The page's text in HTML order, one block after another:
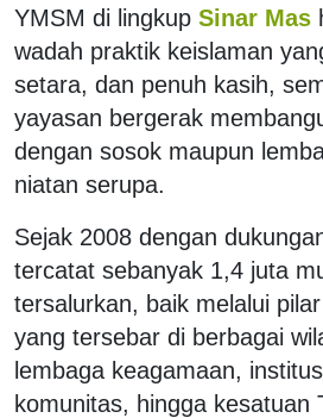
YMSM di lingkup Sinar Mas
wadah praktik keislaman
setara, dan penuh kasih,
yayasan bergerak
dengan sosok maupun
niatan serupa.
Sejak 2008 dengan
tercatat sebanyak 1,4 juta
tersalurkan, baik melalui
yang tersebar di berbagai
lembaga keagamaan,
komunitas, hingga kesatuan